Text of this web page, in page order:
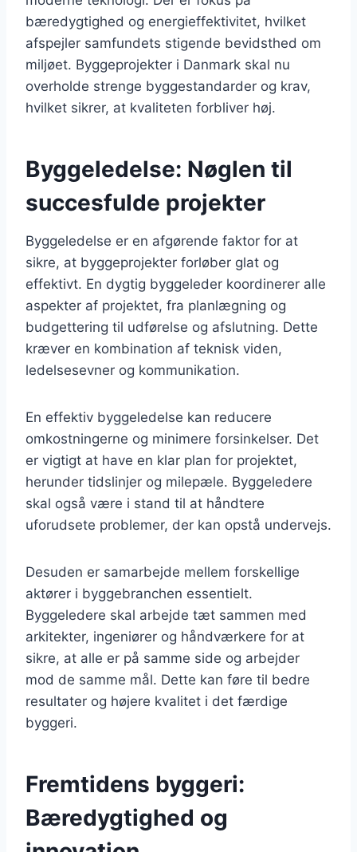
bæredygtighed og energieffektivitet, hvilket
afspejler samfundets stigende bevidsthed om
miljøet. Byggeprojekter i Danmark skal nu
overholde strenge byggestandarder og krav,
hvilket sikrer, at kvaliteten forbliver høj.
Byggeledelse: Nøglen til
succesfulde projekter
Byggeledelse er en afgørende faktor for at
sikre, at byggeprojekter forløber glat og
effektivt. En dygtig byggeleder koordinerer alle
aspekter af projektet, fra planlægning og
budgettering til udførelse og afslutning. Dette
kræver en kombination af teknisk viden,
ledelsesevner og kommunikation.
En effektiv byggeledelse kan reducere
omkostningerne og minimere forsinkelser. Det
er vigtigt at have en klar plan for projektet,
herunder tidslinjer og milepæle. Byggeledere
skal også være i stand til at håndtere
uforudsete problemer, der kan opstå undervejs.
Desuden er samarbejde mellem forskellige
aktører i byggebranchen essentielt.
Byggeledere skal arbejde tæt sammen med
arkitekter, ingeniører og håndværkere for at
sikre, at alle er på samme side og arbejder
mod de samme mål. Dette kan føre til bedre
resultater og højere kvalitet i det færdige
byggeri.
Fremtidens byggeri:
Bæredygtighed og